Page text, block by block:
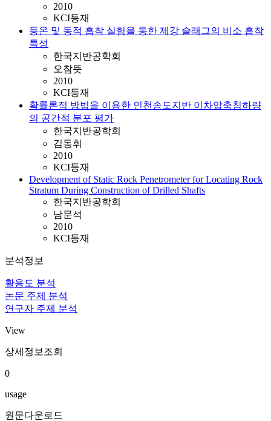
2010
KCI등재
등온 및 동적 흡착 실험을 통한 제강 슬래그의 비소 흡착
특성
한국지반공학회
오참뜻
2010
KCI등재
확률론적 방법을 이용한 인천송도지반 이차압축침하량
의 공간적 분포 평가
한국지반공학회
김동휘
2010
KCI등재
Development of Static Rock Penetrometer for Locating Rock
Stratum During Construction of Drilled Shafts
한국지반공학회
남문석
2010
KCI등재
분석정보
활용도 분석
논문 주제 분석
연구자 주제 분석
View
상세정보조회
0
usage
원문다운로드